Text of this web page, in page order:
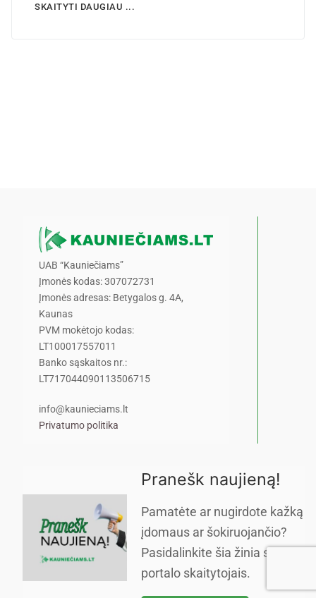
SKAITYTI DAUGIAU ...
UAB “Kauniečiams”
Įmonės kodas: 307072731
Įmonės adresas: Betygalos g. 4A,
Kaunas
PVM mokėtojo kodas:
LT100017557011
Banko sąskaitos nr.:
LT717044090113506715
info@kaunieciams.lt
Privatumo politika
Pranešk naujieną!
Pamatėte ar nugirdote kažką
įdomaus ar šokiruojančio?
Pasidalinkite šia žinia su
portalo skaitytojais.